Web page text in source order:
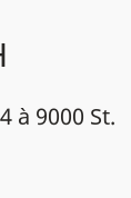
à 9000 St.